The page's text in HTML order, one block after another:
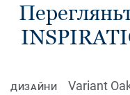
ДИЗАЙНИ Variant